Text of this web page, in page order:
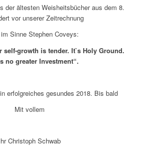
der ältesten Weisheitsbücher aus dem 8.
vor unserer Zeitrechnung
Sinne Stephen Coveys:
self-growth is tender. It`s Holy Ground.
no greater Investment“.
erfolgreiches gesundes 2018. Bis bald
Mit vollem
Christoph Schwab